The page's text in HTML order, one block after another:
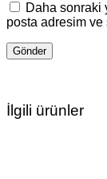
Daha sonraki
posta adresim ve
İlgili ürünler